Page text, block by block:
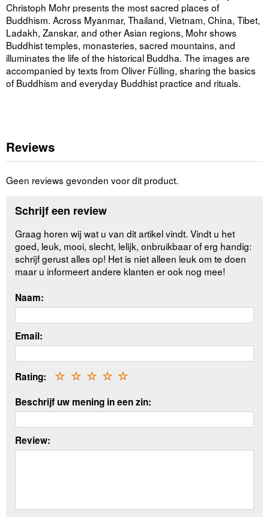
Christoph Mohr presents the most sacred places of
Buddhism. Across Myanmar, Thailand, Vietnam, China, Tibet,
Ladakh, Zanskar, and other Asian regions, Mohr shows
Buddhist temples, monasteries, sacred mountains, and
illuminates the life of the historical Buddha. The images are
accompanied by texts from Oliver Fülling, sharing the basics
of Buddhism and everyday Buddhist practice and rituals.
Reviews
Geen reviews gevonden voor dit product.
Schrijf een review
Graag horen wij wat u van dit artikel vindt. Vindt u het
goed, leuk, mooi, slecht, lelijk, onbruikbaar of erg handig:
schrijf gerust alles op! Het is niet alleen leuk om te doen
maar u informeert andere klanten er ook nog mee!
Naam:
Email:
Rating: ☆
☆
☆
☆
☆
Beschrijf uw mening in een zin:
Review: